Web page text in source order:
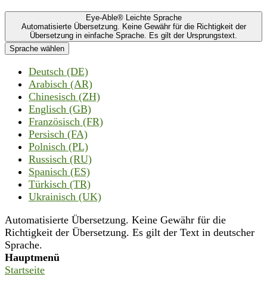
Eye-Able® Leichte Sprache
Automatisierte Übersetzung. Keine Gewähr für die Richtigkeit der
Übersetzung in einfache Sprache. Es gilt der Ursprungstext.
Sprache wählen
Deutsch (DE)
Arabisch (AR)
Chinesisch (ZH)
Englisch (GB)
Französisch (FR)
Persisch (FA)
Polnisch (PL)
Russisch (RU)
Spanisch (ES)
Türkisch (TR)
Ukrainisch (UK)
Automatisierte Übersetzung. Keine Gewähr für die
Richtigkeit der Übersetzung. Es gilt der Text in deutscher
Sprache.
Hauptmenü
Startseite